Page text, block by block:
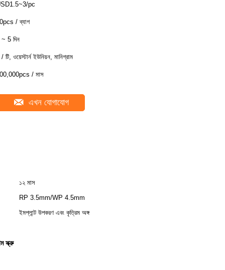
pc
/ ব্যাগ
5 দিন
/ টি, ওয়েস্টার্ন ইউনিয়ন, মানিগ্রাম
/ মাস
এখন যোগাযোগ
১২ মাস
RP 3.5mm/WP 4.5mm
ইমপ্লান্ট উপকরণ এবং কৃত্রিম অঙ্গ
স্ক্রু